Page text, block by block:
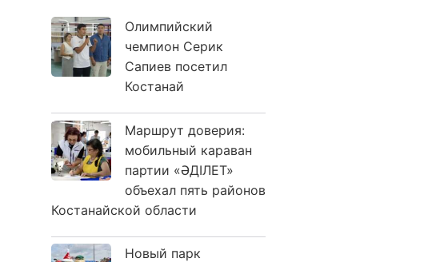
Олимпийский
чемпион Серик
Сапиев посетил
Костанай
Маршрут доверия:
мобильный караван
партии «ӘДІЛЕТ»
объехал пять районов
Костанайской области
Новый парк